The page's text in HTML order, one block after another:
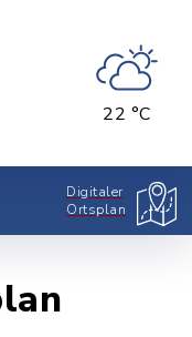
22 °C
Digitaler
Ortsplan